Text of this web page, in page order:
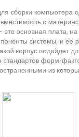
сборки компьютера
с
основная плата, на
системы, и ее
корпус подойдет
стандартов форм-
из